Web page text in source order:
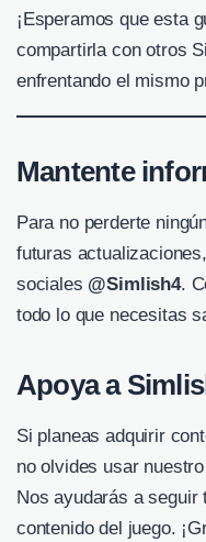
¡Esperamos que esta
compartirla con otros
enfrentando el mismo
Mantente
Para no perderte
futuras
sociales @Simlish4.
todo lo que necesitas
Apoya a
Si planeas adquirir
no olvides usar nuestro
Nos ayudarás a
contenido del juego.